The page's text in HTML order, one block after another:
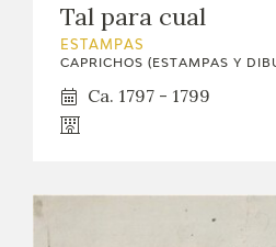
Tal para cual
ESTAMPAS
CAPRICHOS (ESTAMPAS Y
Ca. 1797 - 1799